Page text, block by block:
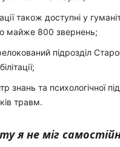
також доступні у
майже 800 звернень;
підрозділ
знань та психологічної
травм.
я не міг